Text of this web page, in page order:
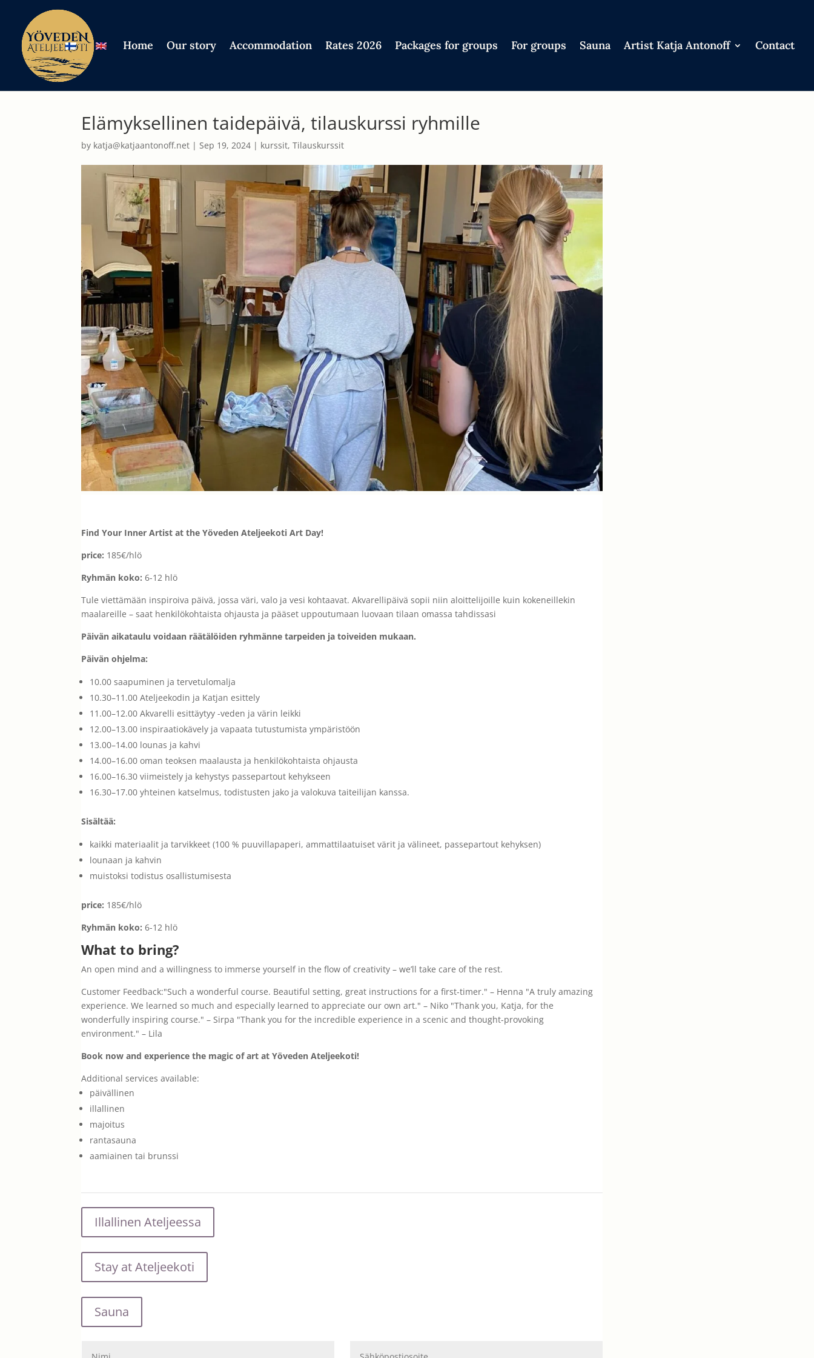
Home Our story Accommodation Rates 2026 Packages for groups For groups Sauna Artist Katja Antonoff Contact
Elämyksellinen taidepäivä, tilauskurssi ryhmille
by katja@katjaantonoff.net |Sep 19, 2024 | kurssit,Tilauskurssit
Find Your Inner Artist at the Yöveden Ateljeekoti Art Day!
price: 185€/hlö
Ryhmän koko: 6-12 hlö
Tule viettämään inspiroiva päivä, jossa väri, valo ja vesi kohtaavat. Akvarellipäivä sopii niin aloittelijoille kuin kokeneillekin
maalareille – saat henkilökohtaista ohjausta ja pääset uppoutumaan luovaan tilaan omassa tahdissasi
Päivän aikataulu voidaan räätälöiden ryhmänne tarpeiden ja toiveiden mukaan.
Päivän ohjelma:
10.00 saapuminen ja tervetulomalja
10.30–11.00 Ateljeekodin ja Katjan esittely
11.00–12.00 Akvarelli esittäytyy -veden ja värin leikki
12.00–13.00 inspiraatiokävely ja vapaata tutustumista ympäristöön
13.00–14.00 lounas ja kahvi
14.00–16.00 oman teoksen maalausta ja henkilökohtaista ohjausta
16.00–16.30 viimeistely ja kehystys passepartout kehykseen
16.30–17.00 yhteinen katselmus, todistusten jako ja valokuva taiteilijan kanssa.
Sisältää:
kaikki materiaalit ja tarvikkeet (100 % puuvillapaperi, ammattilaatuiset värit ja välineet, passepartout kehyksen)
lounaan ja kahvin
muistoksi todistus osallistumisesta
price: 185€/hlö
Ryhmän koko: 6-12 hlö
What to bring?
An open mind and a willingness to immerse yourself in the flow of creativity – we’ll take care of the rest.
Customer Feedback:"Such a wonderful course. Beautiful setting, great instructions for a first-timer." – Henna "A truly amazing
experience. We learned so much and especially learned to appreciate our own art." – Niko "Thank you, Katja, for the
wonderfully inspiring course." – Sirpa "Thank you for the incredible experience in a scenic and thought-provoking
environment." – Lila
Book now and experience the magic of art at Yöveden Ateljeekoti!
Additional services available:
päivällinen
illallinen
majoitus
rantasauna
aamiainen tai brunssi
Illallinen Ateljeessa
Stay at Ateljeekoti
Sauna